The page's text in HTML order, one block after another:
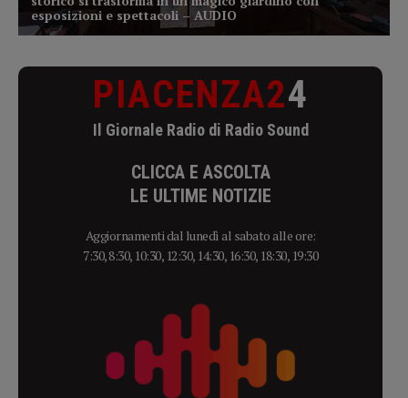
PIACENZA24
Il Giornale Radio di Radio Sound
CLICCA E ASCOLTA
LE ULTIME NOTIZIE
Aggiornamenti dal lunedì al sabato alle ore:
7:30, 8:30, 10:30, 12:30, 14:30, 16:30, 18:30, 19:30